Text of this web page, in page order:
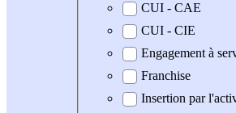
CUI - CAE
CUI - CIE
Engagement à
Franchise
Insertion par